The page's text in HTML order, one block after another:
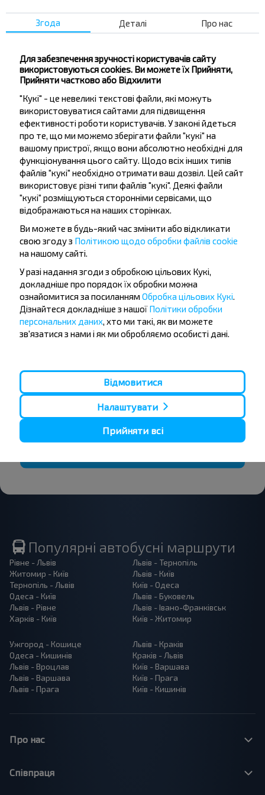
Экологический Центр
Копыльская
Мебельная ф-ка
Стоматология
Геологоразведка
Мкр. Северный
Маг. Стройматериалов
Молодежный Центр
Дом Культуры
Аптека №80
Рынок
Бажаєте
подорожувати
дешевше?
пропозиції, INFOBUS. Підпишись на розсилку та
подорожуй з нами дешевше!
Популярні автобусні маршрути
Рівне - Львів
Житомир - Київ
Тернопіль - Львів
Одеса - Київ
Львів - Рівне
Харків - Київ
Львів - Тернопіль
Львів - Київ
Київ - Одеса
Львів - Буковель
Львів - Івано-Франківськ
Київ - Житомир
Ужгород - Кошице
Одеса - Кишинів
Львів - Вроцлав
Львів - Варшава
Львів - Прага
Львів - Краків
Краків - Львів
Київ - Варшава
Київ - Прага
Київ - Кишинів
Про нас
Співпраця
Згода Деталі Про нас
Для забезпечення зручності користувачів сайту
використовуються cookies. Ви можете їх Прийняти,
Прийняти частково або Відхилити
"Кукі" - це невеликі текстові файли, які можуть
використовуватися сайтами для підвищення
ефективності роботи користувачів. У законі йдеться
про те, що ми можемо зберігати файли "кукі" на
вашому пристрої, якщо вони абсолютно необхідні для
функціонування цього сайту. Щодо всіх інших типів
файлів "кукі" необхідно отримати ваш дозвіл. Цей сайт
використовує різні типи файлів "кукі". Деякі файли
"кукі" розміщуються сторонніми сервісами, що
відображаються на наших сторінках.
Ви можете в будь-який час змінити або відкликати
свою згоду з Політикою щодо обробки файлів cookie
на нашому сайті.
У разі надання згоди з обробкою цільових Кукі,
докладніше про порядок їх обробки можна
ознайомитися за посиланням Обробка цільових Кукі.
Дізнайтеся докладніше з нашої Політики обробки
персональних даних, хто ми такі, як ви можете
зв'язатися з нами і як ми обробляємо особисті дані.
Відмовитися
Налаштувати
Прийняти всі